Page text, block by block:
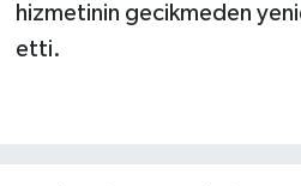
hizmetinin gecikmeden
etti.